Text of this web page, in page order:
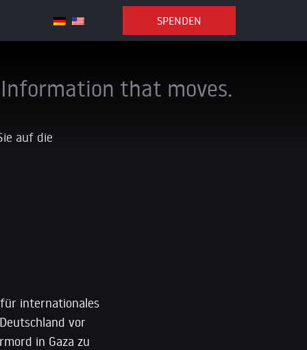
SPENDEN
Information that moves.
auf die
internationales
vor
in Gaza zu